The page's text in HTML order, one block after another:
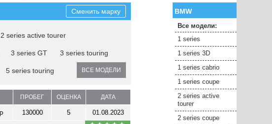
Сменить марку
2 series active tourer
3 series GT 3 series touring
5 series touring ВСЕ МОДЕЛИ
ПРОБЕГ ОЦЕНКА ДАТА
130000 5 01.08.2023
BMW
Все модели:
1 series
1 series 3D
1 series cabrio
1 series coupe
2 series active
tourer
2 series coupe